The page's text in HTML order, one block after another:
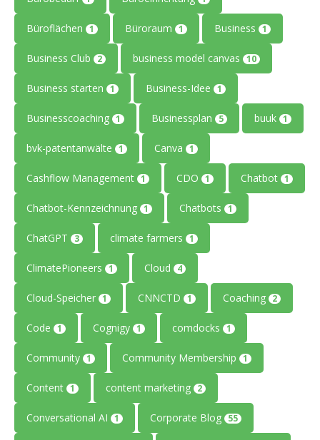
Büroflächen 1 Büroraum 1 Business 1
Business Club 2 business model canvas 10
Business starten 1 Business-Idee 1
Businesscoaching 1 Businessplan 5 buuk 1
bvk-patentanwälte 1 Canva 1
Cashflow Management 1 CDO 1 Chatbot 1
Chatbot-Kennzeichnung 1 Chatbots 1
ChatGPT 3 climate farmers 1
ClimatePioneers 1 Cloud 4
Cloud-Speicher 1 CNNCTD 1 Coaching 2
Code 1 Cognigy 1 comdocks 1
Community 1 Community Membership 1
Content 1 content marketing 2
Conversational AI 1 Corporate Blog 55